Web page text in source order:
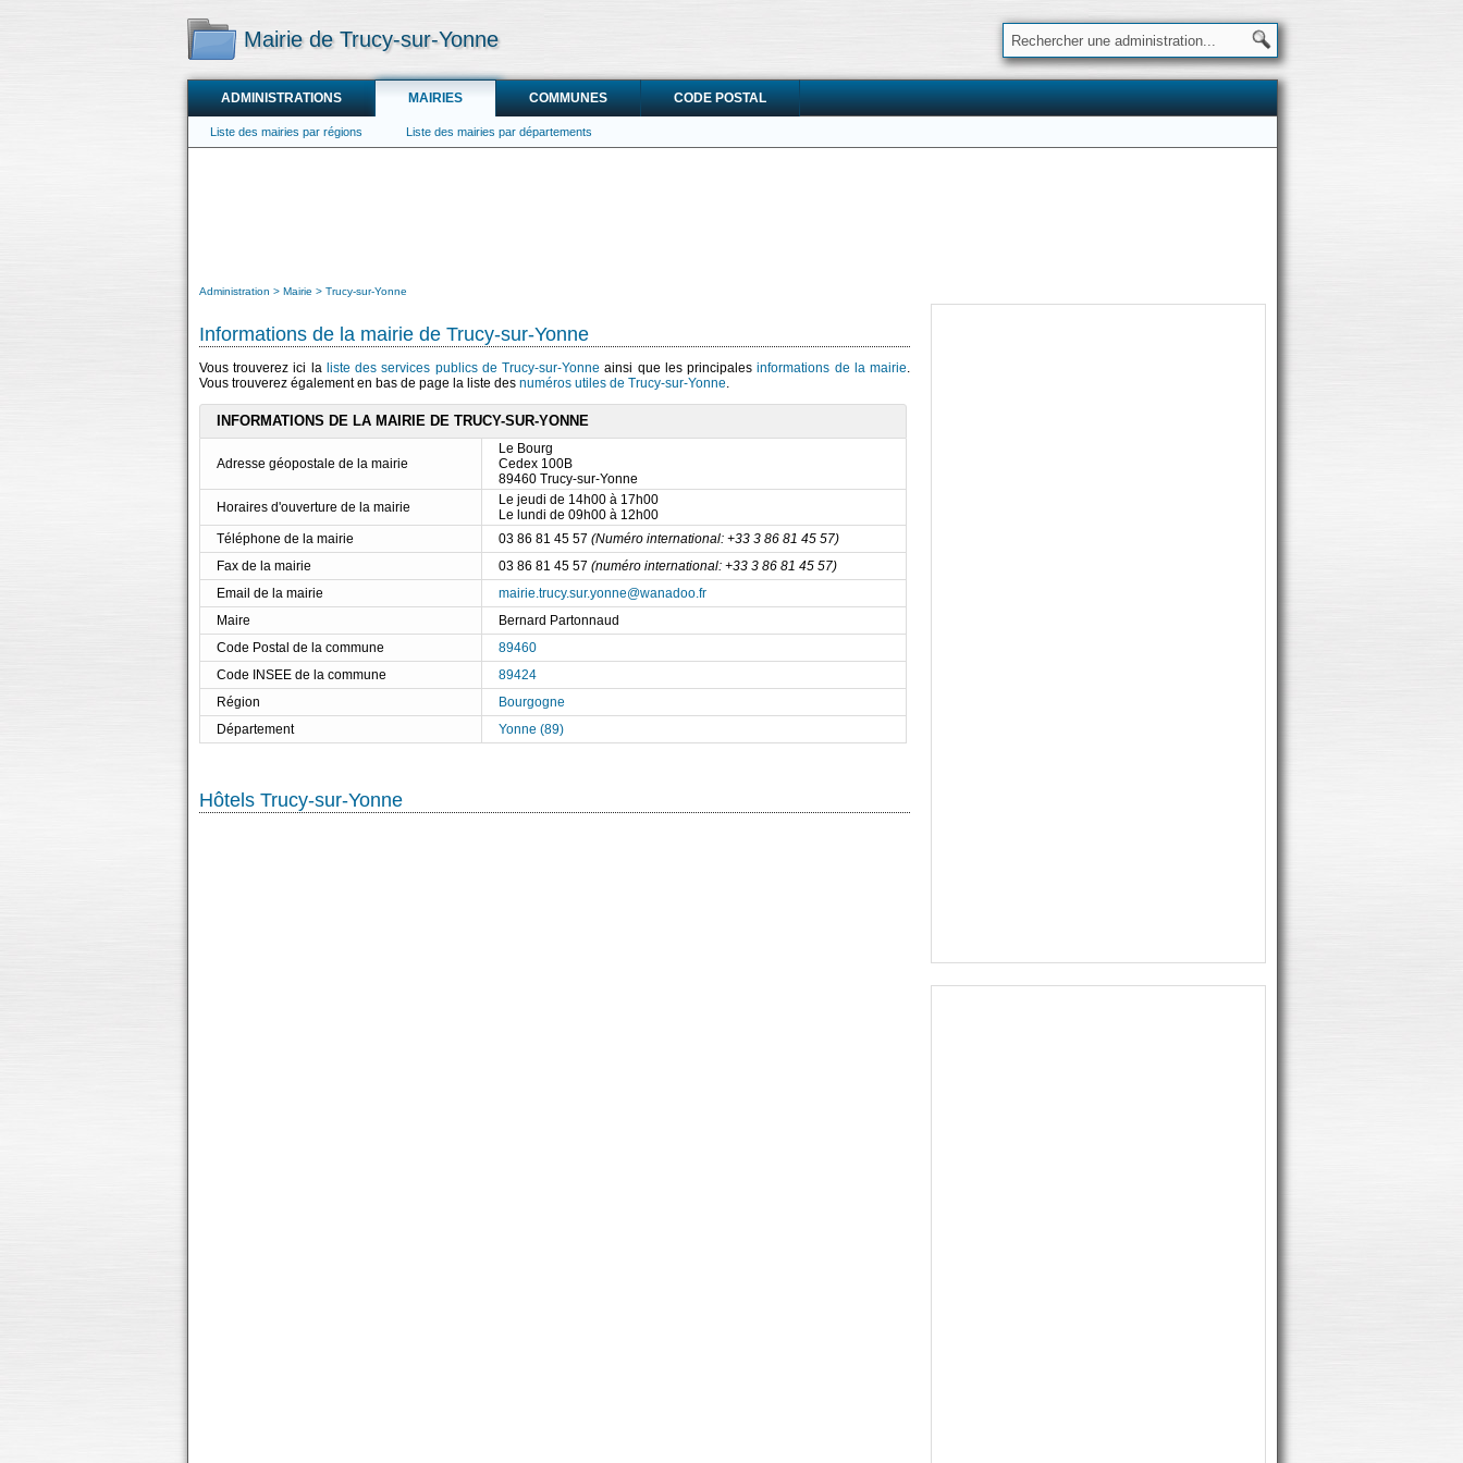
Mairie de Trucy-sur-Yonne
ADMINISTRATIONS MAIRIES COMMUNES CODE POSTAL
Liste des mairies par régions Liste des mairies par départements
Administration Mairie Trucy-sur-Yonne
Informations de la mairie de Trucy-sur-Yonne
Vous trouverez ici la liste des services publics de Trucy-sur-Yonne ainsi que les principalesinformations de la mairie.
Vous trouverez également en bas de page la liste des numéros utiles de Trucy-sur-Yonne.
INFORMATIONS DE LA MAIRIE DE TRUCY-SUR-YONNE
Adresse géopostale de la mairie
Le Bourg
Cedex 100B
89460 Trucy-sur-Yonne
Horaires d'ouverture de la mairie
Le jeudi de 14h00 à 17h00
Le lundi de 09h00 à 12h00
Téléphone de la mairie
03 86 81 45 57 (Numéro international: +33 3 86 81 45 57)
Fax de la mairie
03 86 81 45 57 (numéro international: +33 3 86 81 45 57)
Email de la mairie
mairie.trucy.sur.yonne@wanadoo.fr
Maire
Bernard Partonnaud
Code Postal de la commune
89460
Code INSEE de la commune
89424
Région
Bourgogne
Département
Yonne (89)
Hôtels Trucy-sur-Yonne